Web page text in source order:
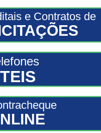
e Contratos de